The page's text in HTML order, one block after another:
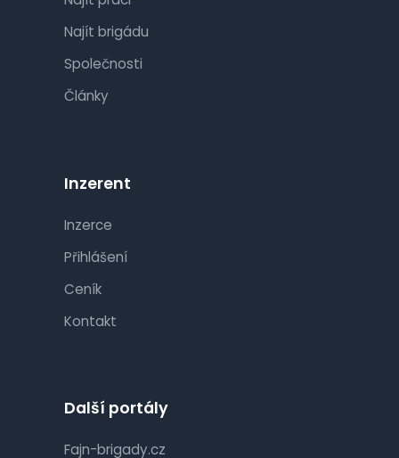
Najít brigádu
Společnosti
Články
Inzerent
Inzerce
Přihlášení
Ceník
Kontakt
Další portály
Fajn-brigady.cz